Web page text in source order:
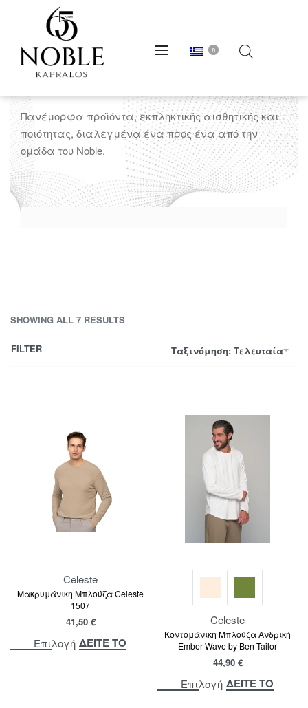
0
Celeste
Πανέμορφα προϊόντα, εκπληκτικής αισθητικής και
ποιότητας, διαλεγμένα ένα προς ένα από την
ομάδα του Noble.
SHOWING ALL 7 RESULTS
Ταξινόμηση: Τελευταία
FILTER
Celeste
Μακρυμάνικη Μπλούζα Celeste
1507
41,50 €
Επιλογή ΔΕΙΤΕ ΤΟ
Celeste
Κοντομάνικη Μπλούζα Ανδρική
Ember Wave by Ben Tailor
44,90 €
Επιλογή ΔΕΙΤΕ ΤΟ